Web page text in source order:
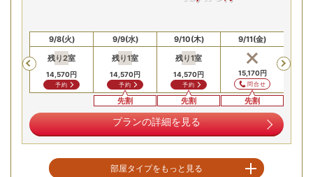
絶景が広がるレストランで、和洋中ビュッフェをご堪能。シ
ーフードや渥美野菜をメインに、牛ロース鉄板焼きなどがラ
イブキッチンで楽しめます。キッズコーナーもご用意し、ご
家族皆さまでお楽しみいただけます。
海抜100m！太平洋を一望する露天と寝湯
Previous
9/8(火)
残り2室
14,570円
予約
9/9(水)
残り1室
14,570円
予約
先割
9/10(木)
残り1室
14,570円
予約
先割
9/11(金)
15,170円
問合せ
先割
プランの詳細を見る
部屋タイプをもっと見る